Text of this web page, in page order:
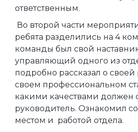
ответственным.
Во второй части
ребята разделились на 4
команды был свой
управляющий одного из
подробно рассказал о своей
своем профессиональном
какими качествами должен
руководитель. Ознакомил
местом и работой отдела.